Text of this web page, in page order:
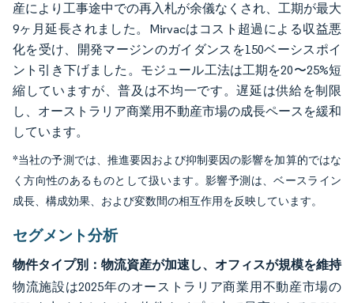
産により工事途中での再入札が余儀なくされ、工期が最大
9ヶ月延長されました。Mirvacはコスト超過による収益悪
化を受け、開発マージンのガイダンスを150ベーシスポイ
ント引き下げました。モジュール工法は工期を20〜25%短
縮していますが、普及は不均一です。遅延は供給を制限
し、オーストラリア商業用不動産市場の成長ペースを緩和
しています。
*当社の予測では、推進要因および抑制要因の影響を加算的ではな
く方向性のあるものとして扱います。影響予測は、ベースライン
成長、構成効果、および変数間の相互作用を反映しています。
セグメント分析
物件タイプ別：物流資産が加速し、オフィスが規模を維持
物流施設は2025年のオーストラリア商業用不動産市場の